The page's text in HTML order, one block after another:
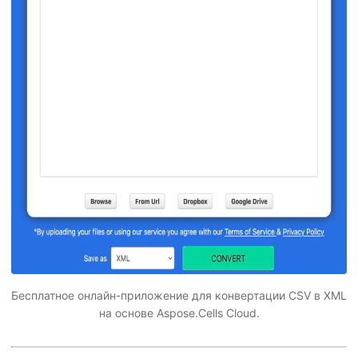
Бесплатное онлайн-приложение для конвертации CSV в XML
на основе Aspose.Cells Cloud.